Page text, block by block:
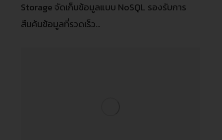
Storage จัดเก็บข้อมูลแบบ NoSQL รองรับการ
สืบค้นข้อมูลที่รวดเร็ว…